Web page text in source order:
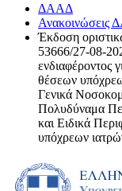
ΔΑΑΔ
Ανακοινώσεις
Έκδοση
53666/27-08-
ενδιαφέροντος
θέσεων
Γενικά
Πολυδύναμα
και Ειδικά
υπόχρεων